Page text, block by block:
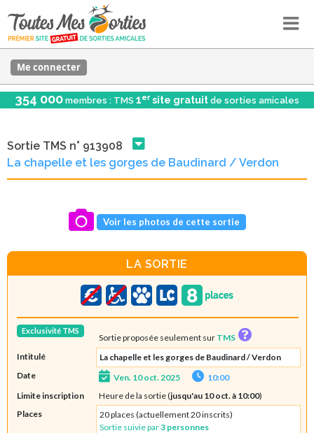
Me connecter
354 000 membres : TMS 1er site gratuit de sorties amicales
Sortie TMS n° 913908
La chapelle et les gorges de Baudinard / Verdon
Voir les photos de cette sortie
LA SORTIE
Exclusivité TMS
Sortie proposée seulement sur TMS
Intitulé
La chapelle et les gorges de Baudinard / Verdon
Date
Ven. 10 oct. 2025
10:00
Limite inscription
Heure de la sortie (jusqu'au 10 oct. à 10:00)
Places
20 places (actuellement 20 inscrits)
Sortie suivie par3 personnes